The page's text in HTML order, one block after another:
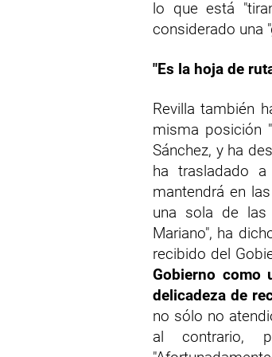
lo que está
considerado una
"Es la hoja de
Revilla también
misma posición
Sánchez, y ha
ha trasladado
mantendrá en
una sola de las
Mariano", ha
recibido del
Gobierno
delicadeza de
no sólo no
al contrario,